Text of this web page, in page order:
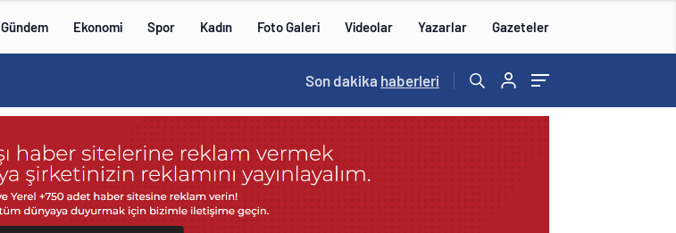
Gündem Ekonomi Spor Kadın Foto Galeri Videolar Yazarlar Gazeteler
Son dakika haberleri